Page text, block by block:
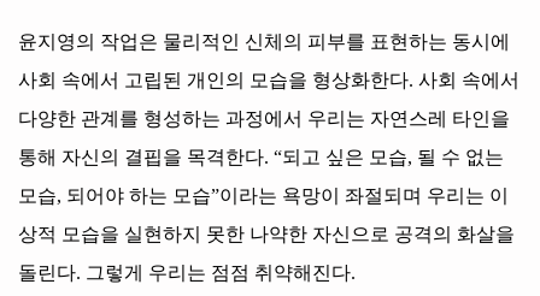
윤지영의 작업은 물리적인 신체의 피부를 표현하는 동시에
사회 속에서 고립된 개인의 모습을 형상화한다. 사회 속에서
다양한 관계를 형성하는 과정에서 우리는 자연스레 타인을
통해 자신의 결핍을 목격한다. “되고 싶은 모습, 될 수 없는
모습, 되어야 하는 모습”이라는 욕망이 좌절되며 우리는 이
상적 모습을 실현하지 못한 나약한 자신으로 공격의 화살을
돌린다. 그렇게 우리는 점점 취약해진다.